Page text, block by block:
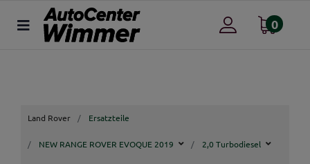
0
Land Rover Ersatzteile
NEW RANGE ROVER EVOQUE 2019 2,0 Turbodiesel